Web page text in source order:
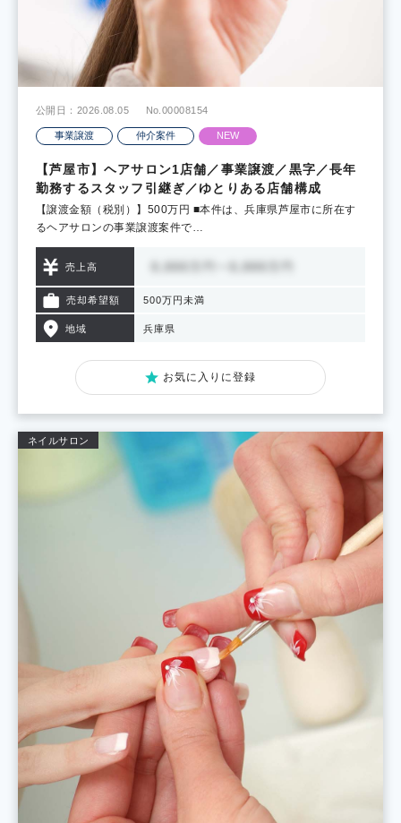
公開日：2026.08.05 No.00008154
事業譲渡 仲介案件 NEW
【芦屋市】ヘアサロン1店舗／事業譲渡／黒字／長年
勤務するスタッフ引継ぎ／ゆとりある店舗構成
【譲渡金額（税別）】500万円 ■本件は、兵庫県芦屋市に所在す
るヘアサロンの事業譲渡案件で…
売上高
売却希望額 500万円未満
地域 兵庫県
お気に入りに登録
ネイルサロン